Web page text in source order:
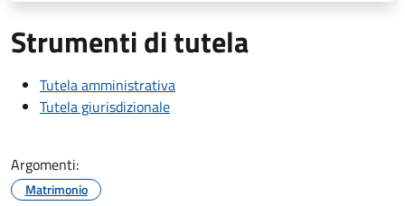
Strumenti di tutela
Tutela amministrativa
Tutela giurisdizionale
Argomenti:
Matrimonio